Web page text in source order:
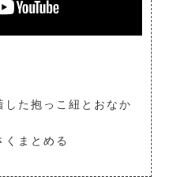
した抱っこ紐とおなか
くまとめる